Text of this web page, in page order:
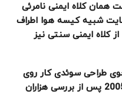
همان کلاه ایمنی نامرئی
شبیه کیسه هوا اطراف
کلاه ایمنی سنتی نیز
طراحی سوئدی کار روی
این کیسه هوای یقه ای را در سال 2005 پس از بررسی هزاران